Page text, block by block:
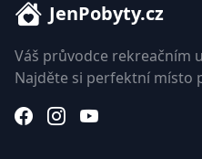
JenPobyty.cz
Váš průvodce rekreačním
Najděte si perfektní místo